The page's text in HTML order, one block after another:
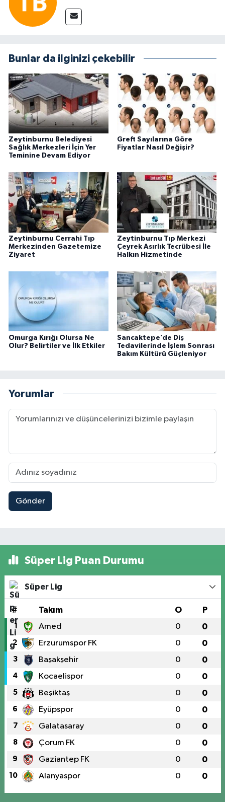
Bunlar da ilginizi çekebilir
Zeytinburnu Belediyesi
Sağlık Merkezleri İçin Yer
Teminine Devam Ediyor
Greft Sayılarına Göre
Fiyatlar Nasıl Değişir?
Zeytinburnu Cerrahi Tıp
Merkezinden Gazetemize
Ziyaret
Zeytinburnu Tıp Merkezi
Çeyrek Asırlık Tecrübesi İle
Halkın Hizmetinde
Omurga Kırığı Olursa Ne
Olur? Belirtiler ve İlk Etkiler
Sancaktepe’de Diş
Tedavilerinde İşlem Sonrası
Bakım Kültürü Güçleniyor
Yorumlar
Gönder
Süper Lig Puan Durumu
Süper Lig
# Takım O P
1 Amed 0 0
2 Erzurumspor FK 0 0
3 Başakşehir 0 0
4 Kocaelispor 0 0
5 Beşiktaş 0 0
6 Eyüpspor 0 0
7 Galatasaray 0 0
8 Çorum FK 0 0
9 Gaziantep FK 0 0
10 Alanyaspor 0 0